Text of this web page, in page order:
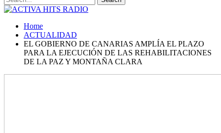
Home
ACTUALIDAD
EL GOBIERNO DE CANARIAS AMPLÍA EL PLAZO
PARA LA EJECUCIÓN DE LAS REHABILITACIONES
DE LA PAZ Y MONTAÑA CLARA